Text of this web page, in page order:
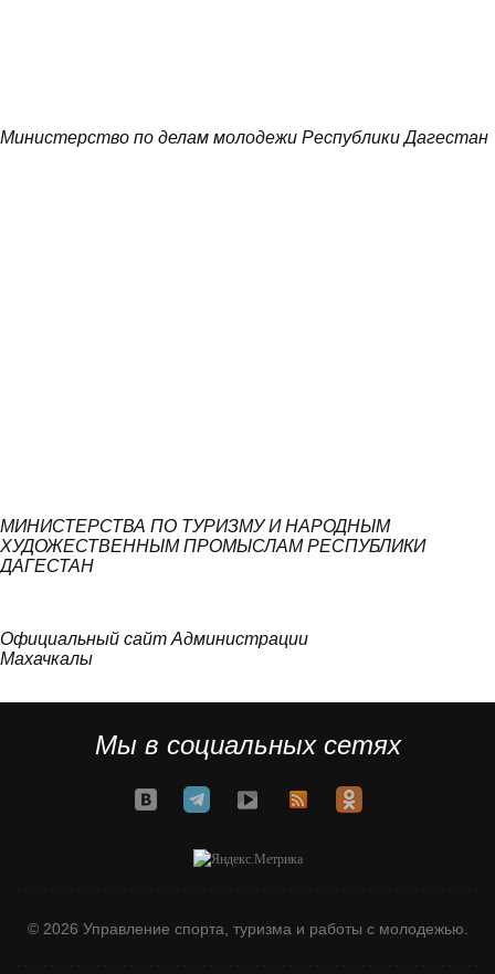
Министерство по делам молодежи Республики Дагестан
МИНИСТЕРСТВА ПО ТУРИЗМУ И НАРОДНЫМ
ХУДОЖЕСТВЕННЫМ ПРОМЫСЛАМ РЕСПУБЛИКИ
ДАГЕСТАН
Официальный сайт Администрации
Махачкалы
Мы в социальных сетях
© 2026 Управление спорта, туризма и работы с молодежью.